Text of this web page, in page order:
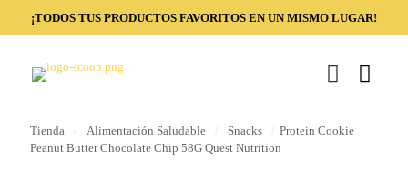
¡TODOS TUS PRODUCTOS FAVORITOS EN UN MISMO LUGAR!
Tienda Alimentación Saludable Snacks
Protein Cookie
Peanut Butter Chocolate Chip 58G Quest Nutrition